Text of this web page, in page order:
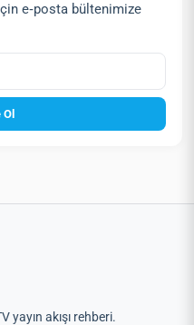
e‑posta bültenimize
Ol
yayın akışı rehberi.